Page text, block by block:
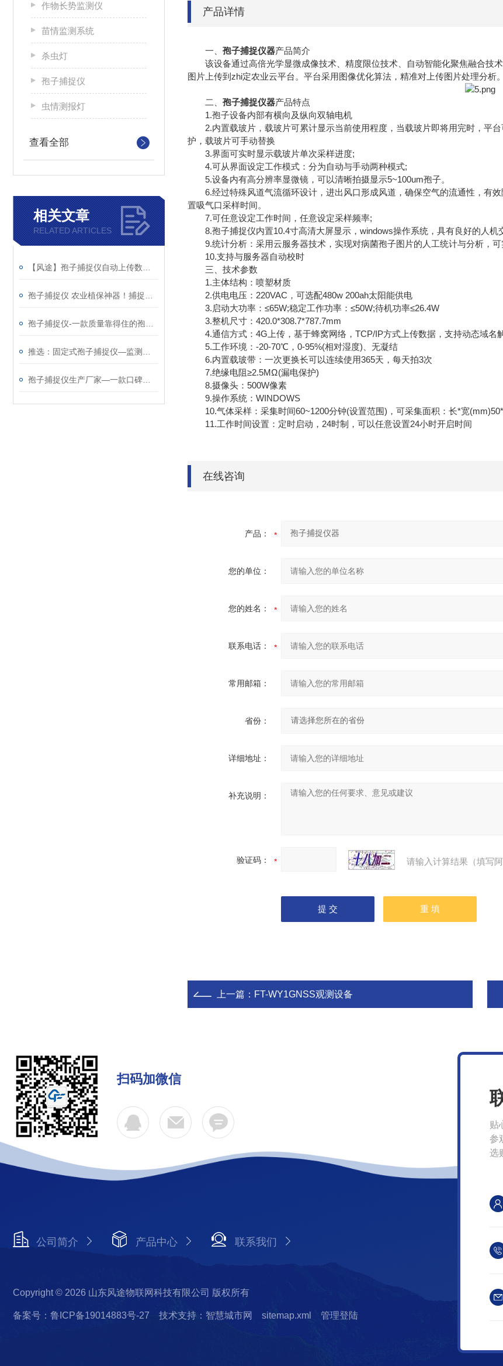
作物长势监测仪
苗情监测系统
杀虫灯
孢子捕捉仪
虫情测报灯
查看全部
相关文章
RELATED ARTICLES
产品详情
一、 孢子捕捉仪器产品简介
该设备通过高倍光学显微成像技术、精度限位技术、自动智能化聚焦融合技
图片上传到zhi定农业云平台。平台采用图像优化算法，精准对上传图片处理分析。
二、 孢子捕捉仪器产品特点
1.孢子设备内部有横向及纵向双轴电机
2.内置载玻片，载玻片可累计显示当前使用程度，当载玻片即将用完时，平
护，载玻片可手动替换
3.界面可实时显示载玻片单次采样进度;
4.可从界面设定工作模式：分为自动与手动两种模式;
5.设备内有高分辨率显微镜，可以清晰拍摄显示5~100um孢子。
6.经过特殊风道气流循环设计，进出风口形成风道，确保空气的流通性，有
置吸气口采样时间。
7.可任意设定工作时间，任意设定采样频率;
8.孢子捕捉仪内置10.4寸高清大屏显示，windows操作系统，具有良好的人机
9.统计分析：采用云服务器技术，实现对病菌孢子图片的人工统计与分析，可
10.支持与服务器自动校时
三、技术参数
1.主体结构：喷塑材质
2.供电电压：220VAC，可选配480w 200ah太阳能供电
3.启动大功率：≤65W;稳定工作功率：≤50W;待机功率≤26.4W
3.整机尺寸：420.0*308.7*787.7mm
4.通信方式：4G上传，基于蜂窝网络，TCP/IP方式上传数据，支持动态域名
5.工作环境：-20-70℃，0-95%(相对湿度)、无凝结
6.内置载玻带：一次更换长可以连续使用365天，每天拍3次
7.绝缘电阻≥2.5MΩ(漏电保护)
8.摄像头：500W像素
9.操作系统：WINDOWS
10.气体采样：采集时间60~1200分钟(设置范围)，可采集面积：长*宽
11.工作时间设置：定时启动，24时制，可以任意设置24小时开启时间
在线咨询
产品：
您的单位：
您的姓名：
联系电话：
常用邮箱：
省份：
详细地址：
补充说明：
验证码： 请输入计算结果（填写
上一篇： FT-WY1GNSS观测设备
扫码加微信
公司简介 产品中心 联系我们
Copyright © 2026 山东风途物联网科技有限公司 版权所有
备案号：鲁ICP备19014883号-27 技术支持：智慧城市网 sitemap.xml 管理登陆
贴
参
选